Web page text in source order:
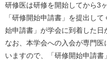
研修医は研修を開始してから3
「研修開始申請書」を提出し
始申請書」が学会に到着した日
なお、本学会への入会が専門
いますので、「研修開始申請